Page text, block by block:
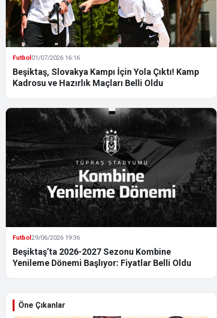
Futbol01/07/2026 16:16
Beşiktaş, Slovakya Kampı İçin Yola Çıktı! Kamp
Kadrosu ve Hazırlık Maçları Belli Oldu
Futbol29/06/2026 19:36
Beşiktaş’ta 2026-2027 Sezonu Kombine
Yenileme Dönemi Başlıyor: Fiyatlar Belli Oldu
Öne Çıkanlar